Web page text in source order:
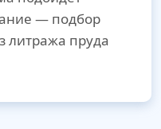
— подбор
литража пруда